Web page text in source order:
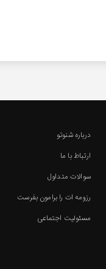
درباره شنوتو
ارتباط با ما
سوالات متداول
رزومه ات را برامون بفرست
مسئولیت اجتماعی